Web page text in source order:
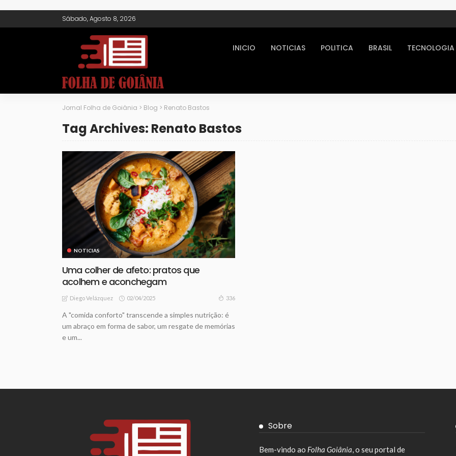
Sábado, Agosto 8, 2026
INICIO NOTICIAS POLITICA BRASIL TECNOLOGIA
Jornal Folha de Goiânia > Blog > Renato Bastos
Tag Archives: Renato Bastos
NOTICIAS
Uma colher de afeto: pratos que
acolhem e aconchegam
Diego Velázquez 02/04/2025 336
A "comida conforto" transcende a simples nutrição: é
um abraço em forma de sabor, um resgate de memórias
e um...
Sobre
Bem-vindo ao Folha Goiânia, o seu portal de